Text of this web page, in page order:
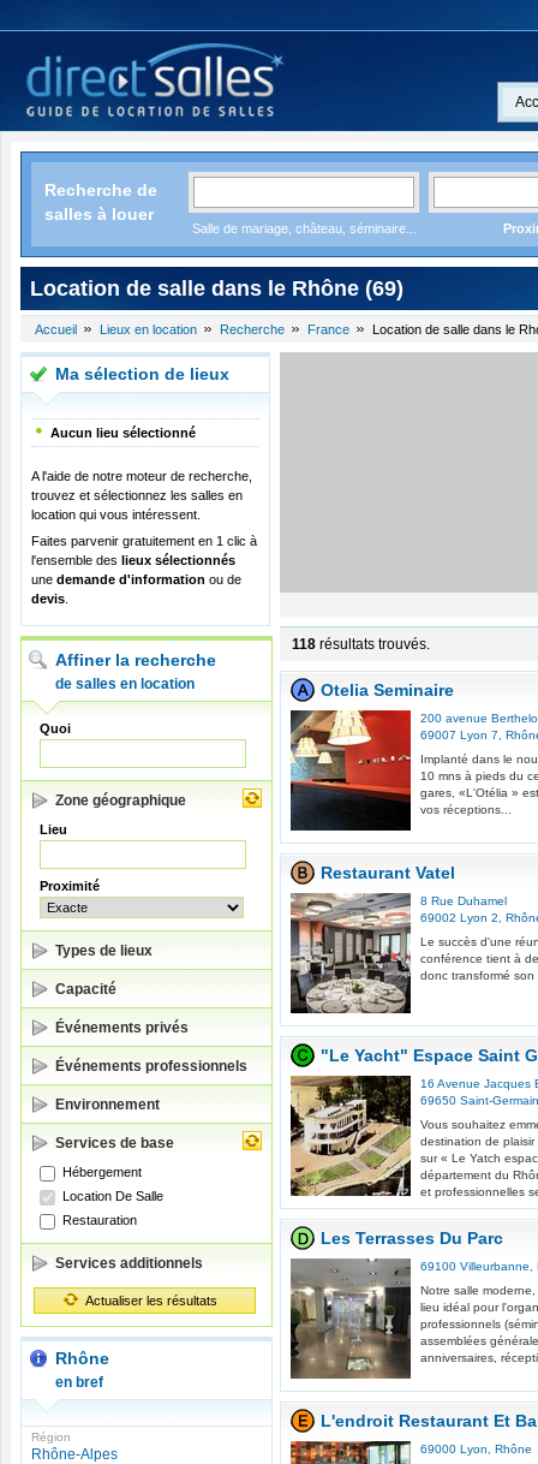
Recherche de
salles à louer
Salle de mariage, château, séminaire...
Location de salle dans le Rhône (69)
Accueil Lieux en location Recherche France Location de salle dans le
Ma sélection de lieux
Aucun lieu sélectionné
A l'aide de notre moteur de recherche,
trouvez et sélectionnez les salles en
location qui vous intéressent.
Faites parvenir gratuitement en 1 clic à
l'ensemble des lieux sélectionnés
une demande d'information ou de
devis
Affiner la recherche
de salles en location
Quoi
Zone géographique
Lieu
Proximité
Types de lieux
Capacité
Événements privés
Événements professionnels
Environnement
Services de base
Hébergement
Location De Salle
Restauration
Services additionnels
Actualiser les résultats
Rhône
en bref
Région
Rhône-Alpes
118 résultats trouvés.
Otelia Seminaire
200 avenue
69007 Lyon 7
Implanté dans le
10 mns à pieds du
gares, «L'Otélia »
vos réceptions...
Restaurant Vatel
8 Rue Duhamel
69002 Lyon 2
Le succès d'une
conférence tient à
donc transformé
"Le Yacht" Espace Saint
16 Avenue Jacques
69650 Saint-
Vous souhaitez
destination de
sur « Le Yatch
département du
et professionnelles
Les Terrasses Du Parc
69100 Villeurbanne
Notre salle
lieu idéal pour
professionnels
assemblées
anniversaires,
L'endroit Restaurant Et
69000 Lyon
Rhône